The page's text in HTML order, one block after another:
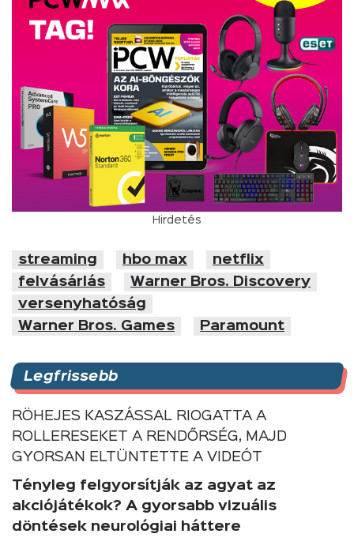
Hirdetés
streaming hbo max
netflix
felvásárlás
Warner Bros. Discovery
versenyhatóság
Warner Bros. Games
Paramount
Legfrissebb
RÖHEJES KASZÁSSAL RIOGATTA A
ROLLERESEKET A RENDŐRSÉG, MAJD
GYORSAN ELTÜNTETTE A VIDEÓT
Tényleg felgyorsítják az agyat az
akciójátékok? A gyorsabb vizuális
döntések neurológiai háttere